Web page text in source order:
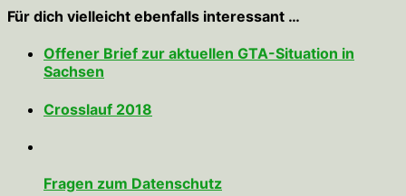
Für dich vielleicht ebenfalls interessant …
Offener Brief zur aktuellen GTA-Situation in
Sachsen
Crosslauf 2018
Fragen zum Datenschutz